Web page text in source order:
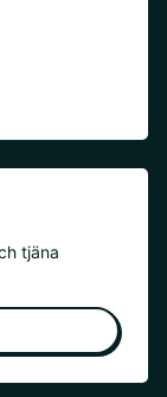
tjäna